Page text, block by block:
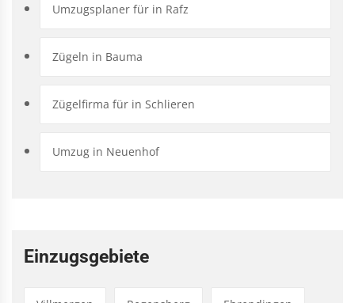
Umzugsplaner für in Rafz
Zügeln in Bauma
Zügelfirma für in Schlieren
Umzug in Neuenhof
Einzugsgebiete